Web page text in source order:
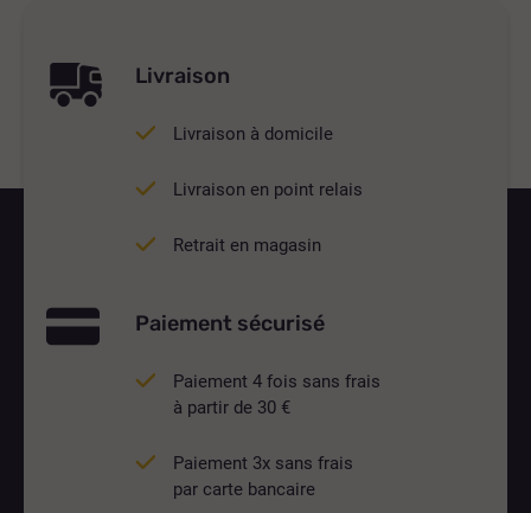
Livraison
Livraison à domicile
Livraison en point relais
Retrait en magasin
Paiement sécurisé
Paiement 4 fois sans frais
à partir de 30 €
Paiement 3x sans frais
par carte bancaire